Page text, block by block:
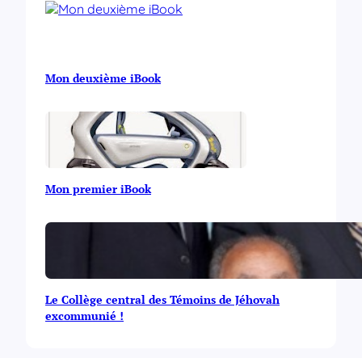
Mon deuxième iBook
Mon premier iBook
Le Collège central des Témoins de Jéhovah
excommunié !